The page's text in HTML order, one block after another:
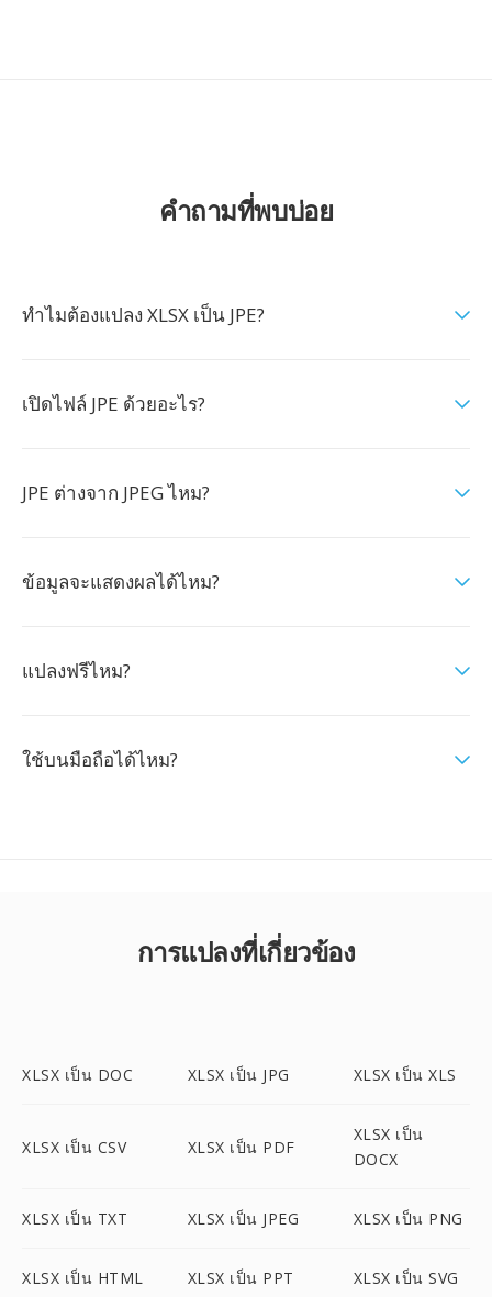
คำถามที่พบบ่อย
ทำไมต้องแปลง XLSX เป็น JPE?
เปิดไฟล์ JPE ด้วยอะไร?
JPE ต่างจาก JPEG ไหม?
ข้อมูลจะแสดงผลได้ไหม?
แปลงฟรีไหม?
ใช้บนมือถือได้ไหม?
การแปลงที่เกี่ยวข้อง
XLSX เป็น DOC XLSX เป็น JPG XLSX เป็น XLS
XLSX เป็น CSV XLSX เป็น PDF
XLSX เป็น
DOCX
XLSX เป็น TXT XLSX เป็น JPEG XLSX เป็น PNG
XLSX เป็น HTML XLSX เป็น PPT XLSX เป็น SVG